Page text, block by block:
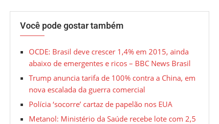
Você pode gostar também
OCDE: Brasil deve crescer 1,4% em 2015, ainda
abaixo de emergentes e ricos – BBC News Brasil
Trump anuncia tarifa de 100% contra a China, em
nova escalada da guerra comercial
Polícia ‘socorre’ cartaz de papelão nos EUA
Metanol: Ministério da Saúde recebe lote com 2,5